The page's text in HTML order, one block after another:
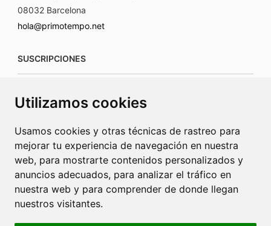
Utilizamos cookies
Usamos cookies y otras técnicas de rastreo para
mejorar tu experiencia de navegación en nuestra
web, para mostrarte contenidos personalizados y
anuncios adecuados, para analizar el tráfico en
nuestra web y para comprender de donde llegan
nuestros visitantes.
08032 Barcelona
hola@primotempo.net
SUSCRIPCIONES
www.connecorrevistas.com
PUBLICIDAD